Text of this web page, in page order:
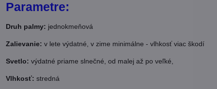
Parametre:
Druh palmy: jednokmeňová
Zalievanie: v lete výdatné, v zime minimálne - vlhkosť viac škodí
Svetlo: výdatné priame slnečné, od malej až po veľké,
Vlhkosť: stredná